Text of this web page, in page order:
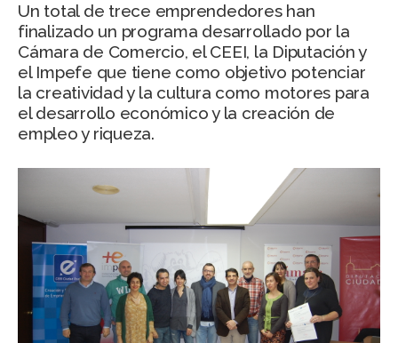
Un total de trece emprendedores han
finalizado un programa desarrollado por la
Cámara de Comercio, el CEEI, la Diputación y
el Impefe que tiene como objetivo potenciar
la creatividad y la cultura como motores para
el desarrollo económico y la creación de
empleo y riqueza.